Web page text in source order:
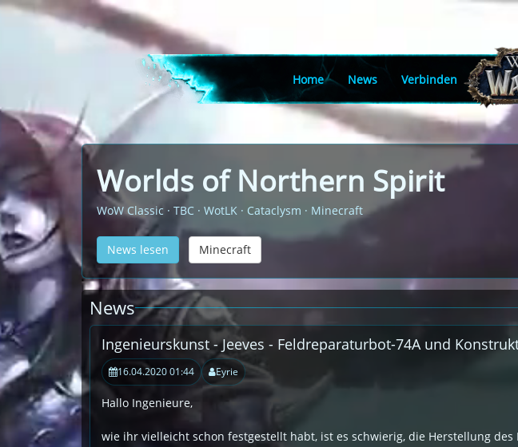
Home News Verbinden
Worlds of Northern Spirit
WoW Classic · TBC · WotLK · Cataclysm · Minecraft
News lesen Minecraft
News
Ingenieurskunst - Jeeves - Feldreparaturbot-74A und
16.04.2020 01:44 Eyrie
Hallo Ingenieure,
wie ihr vielleicht schon festgestellt habt, ist es schwierig, die Herstellung